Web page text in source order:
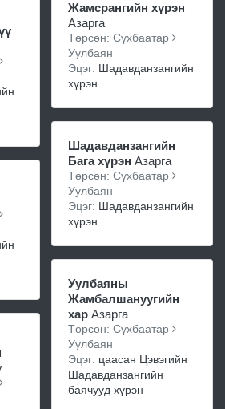
Жамсрангийн хүрэн
Азарга
Төрсөн: Сүхбаатар
Уулбаян
Эцэг: Шадавданзангийн
хүрэн
Шадавданзангийн
Бага хүрэн Азарга
Төрсөн: Сүхбаатар
Уулбаян
Эцэг: Шадавданзангийн
хүрэн
Уулбаяны
Жамбалшануугийн
хар Азарга
Төрсөн: Сүхбаатар
Уулбаян
Эцэг: цаасан Цэвэгийн
Шадавданзангийн
баячууд хүрэн